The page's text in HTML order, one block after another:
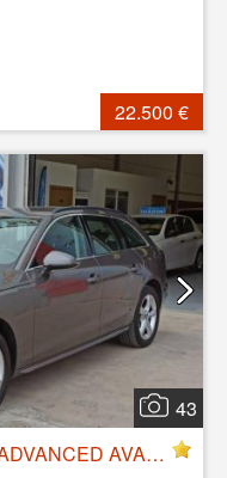
22.500 €
43
AUDI A4 2.0 35 TDI S TRONIC ADVANCED AVANT hibrido IHEV, 163 CV, 14/11/2019,